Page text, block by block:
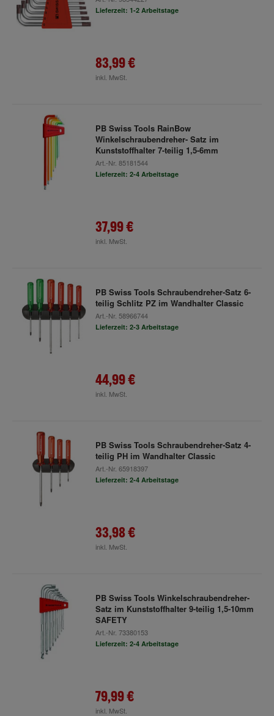
Lieferzeit: 1-2 Arbeitstage
83,99 €
inkl. MwSt.
PB Swiss Tools RainBow
Winkelschraubendreher- Satz im
Kunststoffhalter 7-teilig 1,5-6mm
Art.-Nr. 85181544
Lieferzeit: 2-4 Arbeitstage
37,99 €
inkl. MwSt.
PB Swiss Tools Schraubendreher-Satz 6-
teilig Schlitz PZ im Wandhalter Classic
Art.-Nr. 58966744
Lieferzeit: 2-3 Arbeitstage
44,99 €
inkl. MwSt.
PB Swiss Tools Schraubendreher-Satz 4-
teilig PH im Wandhalter Classic
Art.-Nr. 65918397
Lieferzeit: 2-4 Arbeitstage
33,98 €
inkl. MwSt.
PB Swiss Tools Winkelschraubendreher-
Satz im Kunststoffhalter 9-teilig 1,5-10mm
SAFETY
Art.-Nr. 73380153
Lieferzeit: 2-4 Arbeitstage
79,99 €
inkl. MwSt.